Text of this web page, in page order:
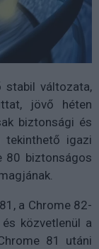
stabil változata,
jövő héten
biztonsági és
tekinthető igazi
80 biztonságos
a Chrome 82-
közvetlenül a
81 utáni